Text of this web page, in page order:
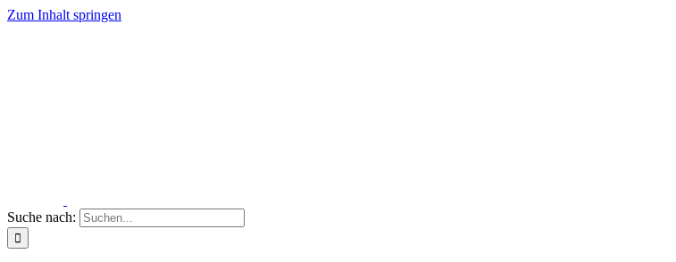
Zum Inhalt springen
Suche nach: